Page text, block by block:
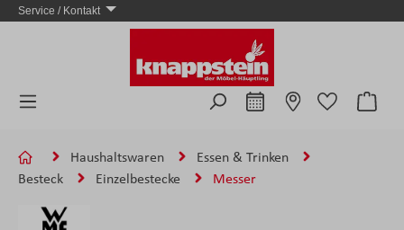
Zum Hauptinhalt springen
Service / Kontakt
Haushaltswaren
Essen & Trinken
Besteck
Einzelbestecke Messer